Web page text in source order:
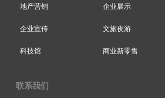
地产营销 企业展示
企业宣传 文旅夜游
科技馆 商业新零售
联系我们